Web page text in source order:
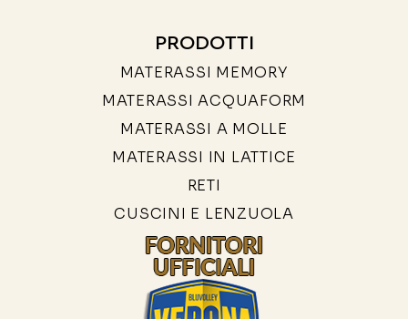
PRODOTTI
MATERASSI MEMORY
MATERASSI ACQUAFORM
MATERASSI A MOLLE
MATERASSI IN LATTICE
RETI
CUSCINI E LENZUOLA